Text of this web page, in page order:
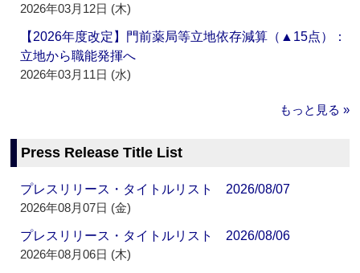
2026年03月12日 (木)
【2026年度改定】門前薬局等立地依存減算（▲15点）：
立地から職能発揮へ
2026年03月11日 (水)
もっと見る »
Press Release Title List
プレスリリース・タイトルリスト 2026/08/07
2026年08月07日 (金)
プレスリリース・タイトルリスト 2026/08/06
2026年08月06日 (木)